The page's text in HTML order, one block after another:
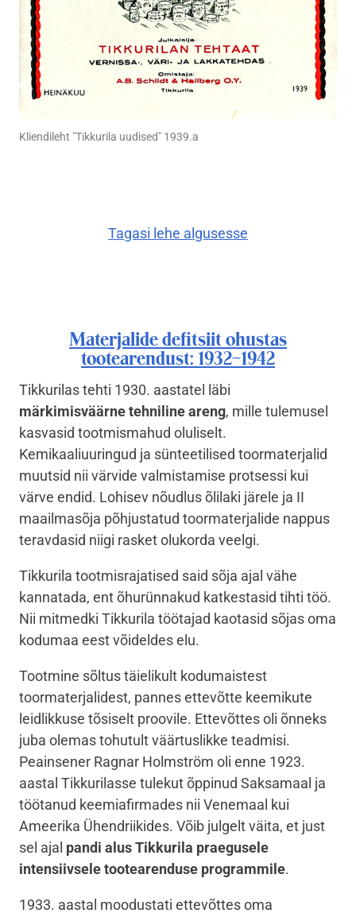
Kliendileht "Tikkurila uudised" 1939.a
Tagasi lehe algusesse
Materjalide defitsiit ohustas
tootearendust: 1932–1942
Tikkurilas tehti 1930. aastatel läbi
märkimisväärne tehniline areng, mille tulemusel
kasvasid tootmismahud oluliselt.
Kemikaaliuuringud ja sünteetilised toormaterjalid
muutsid nii värvide valmistamise protsessi kui
värve endid. Lohisev nõudlus õlilaki järele ja II
maailmasõja põhjustatud toormaterjalide nappus
teravdasid niigi rasket olukorda veelgi.
Tikkurila tootmisrajatised said sõja ajal vähe
kannatada, ent õhurünnakud katkestasid tihti töö.
Nii mitmedki Tikkurila töötajad kaotasid sõjas oma
kodumaa eest võideldes elu.
Tootmine sõltus täielikult kodumaistest
toormaterjalidest, pannes ettevõtte keemikute
leidlikkuse tõsiselt proovile. Ettevõttes oli õnneks
juba olemas tohutult väärtuslikke teadmisi.
Peainsener Ragnar Holmström oli enne 1923.
aastal Tikkurilasse tulekut õppinud Saksamaal ja
töötanud keemiafirmades nii Venemaal kui
Ameerika Ühendriikides. Võib julgelt väita, et just
sel ajal pandi alus Tikkurila praegusele
intensiivsele tootearenduse programmile.
1933. aastal moodustati ettevõttes oma